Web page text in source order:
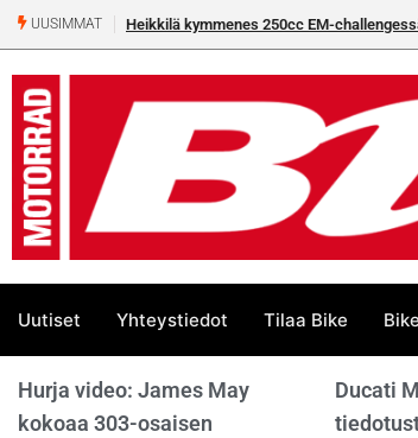
UUSIMMAT Heikkilä kymmenes 250cc EM-
Uutiset Yhteystiedot Tilaa Bike
Hurja video: James May
kokoaa 303-osaisen
Ducati